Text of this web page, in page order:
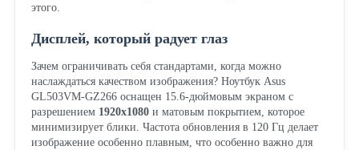
этого.
Дисплей, который радует глаз
Зачем ограничивать себя стандартами, когда можно
наслаждаться качеством изображения? Ноутбук Asus
GL503VM-GZ266 оснащен 15.6-дюймовым экраном с
разрешением 1920x1080и матовым покрытием, которое
минимизирует блики. Частота обновления в 120 Гц делает
изображение особенно плавным, что особенно важно для